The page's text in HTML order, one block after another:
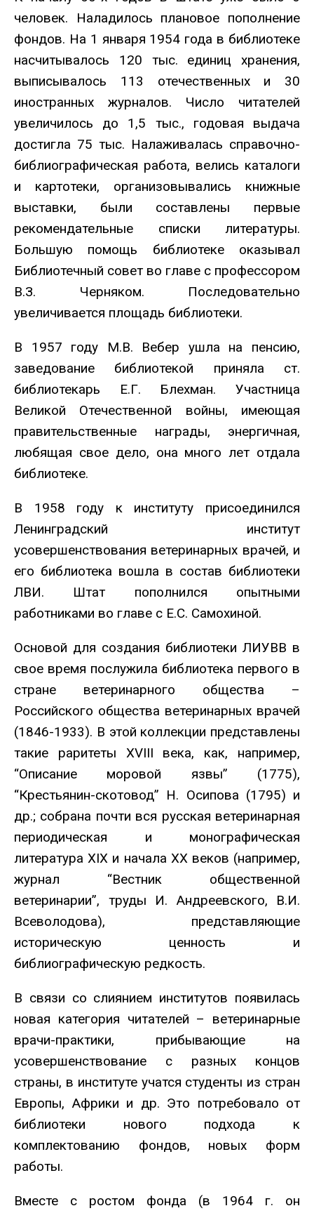
человек. Наладилось плановое пополнение
фондов. На 1 января 1954 года в библиотеке
насчитывалось 120 тыс. единиц хранения,
выписывалось 113 отечественных и 30
иностранных журналов. Число читателей
увеличилось до 1,5 тыс., годовая выдача
достигла 75 тыс. Налаживалась справочно-
библиографическая работа, велись каталоги
и картотеки, организовывались книжные
выставки, были составлены первые
рекомендательные списки литературы.
Большую помощь библиотеке оказывал
Библиотечный совет во главе с профессором
В.З. Черняком. Последовательно
увеличивается площадь библиотеки.
В 1957 году М.В. Вебер ушла на пенсию,
заведование библиотекой приняла ст.
библиотекарь Е.Г. Блехман. Участница
Великой Отечественной войны, имеющая
правительственные награды, энергичная,
любящая свое дело, она много лет отдала
библиотеке.
В 1958 году к институту присоединился
Ленинградский институт
усовершенствования ветеринарных врачей, и
его библиотека вошла в состав библиотеки
ЛВИ. Штат пополнился опытными
работниками во главе с Е.С. Самохиной.
Основой для создания библиотеки ЛИУВВ в
свое время послужила библиотека первого в
стране ветеринарного общества –
Российского общества ветеринарных врачей
(1846-1933). В этой коллекции представлены
такие раритеты ХVIII века, как, например,
“Описание моровой язвы” (1775),
“Крестьянин-скотовод” Н. Осипова (1795) и
др.; собрана почти вся русская ветеринарная
периодическая и монографическая
литература XIX и начала XX веков (например,
журнал “Вестник общественной
ветеринарии”, труды И. Андреевского, В.И.
Всеволодова), представляющие
историческую ценность и
библиографическую редкость.
В связи со слиянием институтов появилась
новая категория читателей – ветеринарные
врачи-практики, прибывающие на
усовершенствование с разных концов
страны, в институте учатся студенты из стран
Европы, Африки и др. Это потребовало от
библиотеки нового подхода к
комплектованию фондов, новых форм
работы.
Вместе с ростом фонда (в 1964 г. он